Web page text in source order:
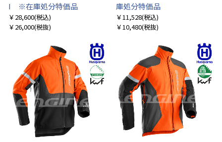
I ※在庫処分特価品
￥28,600(税込)
￥26,000(税抜)
庫処分特価品
￥11,528(税込)
￥10,480(税抜)